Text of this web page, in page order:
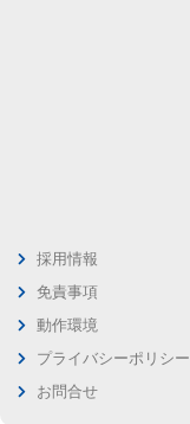
採用情報
免責事項
動作環境
プライバシーポリシー
お問合せ